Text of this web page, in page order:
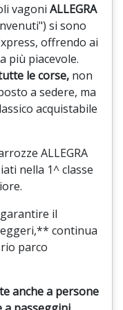
vagoni ALLEGRA
si sono
offrendo ai
più piacevole.
le corse, non
a sedere, ma
acquistabile
ALLEGRA
nella 1^ classe
il
** continua
parco
anche a persone